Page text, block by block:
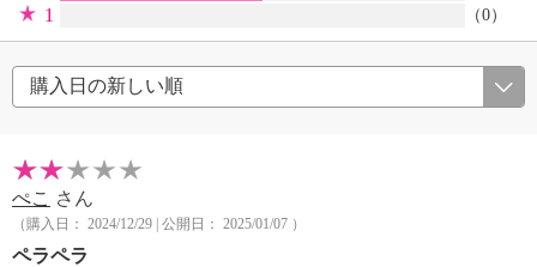
1 （0）
ぺこ さん
（購入日： 2024/12/29 | 公開日： 2025/01/07 ）
ペラペラ